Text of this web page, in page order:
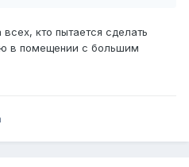
кто пытается сделать
в помещении с большим